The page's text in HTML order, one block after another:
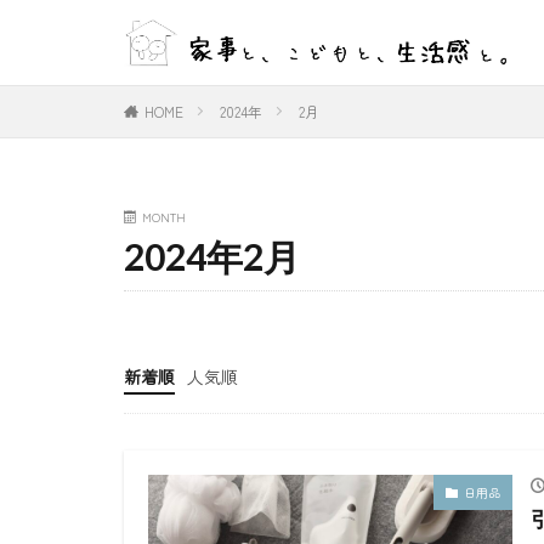
HOME 2024年 2月
MONTH
2024年2月
新着順 人気順
日用品
WEB デザイン